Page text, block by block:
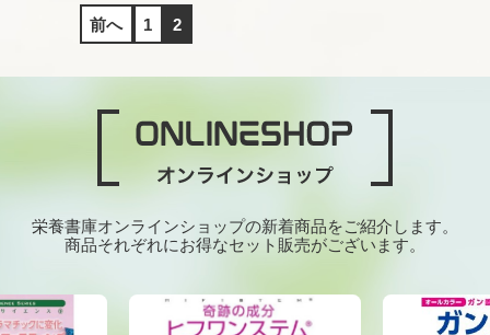
前へ 1 2
栄養書庫オンラインショップの新着商品をご紹介します。
商品それぞれにお得なセット販売がございます。